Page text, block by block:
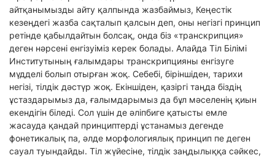
айтқанымызды айту қалпында жазбаймыз, Кеңестік
кезеңдегі жазба сақталып қалсын деп, оны негізгі принцип
ретінде қабылдайтын болсақ, онда біз «транскрипция»
деген нәрсені енгізуіміз керек болады. Алайда Тіл Білімі
Институтының ғалымдары транскрипцияны енгізуге
мүдделі болып отырған жоқ. Себебі, біріншіден, тарихи
негізі, тілдік дәстүр жоқ. Екіншіден, қазіргі таңда біздің
ұстаздарымыз да, ғалымдарымыз да бұл мәселенің қиын
екендігін біледі. Сол үшін де әліпбиге қатысты емле
жасауда қандай принциптерді ұстанамыз дегенде
фонетикалық па, әлде морфологиялық принцип пе деген
сауал туындайды. Тіл жүйесіне, тілдік заңдылыққа сәйкес,